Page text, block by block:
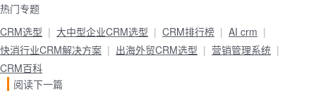
热门专题
CRM选型
大中型企业CRM选型 CRM排行榜
AI crm
快消行业CRM解决方案
出海外贸CRM选型
营销管理系统
CRM百科
阅读下一篇